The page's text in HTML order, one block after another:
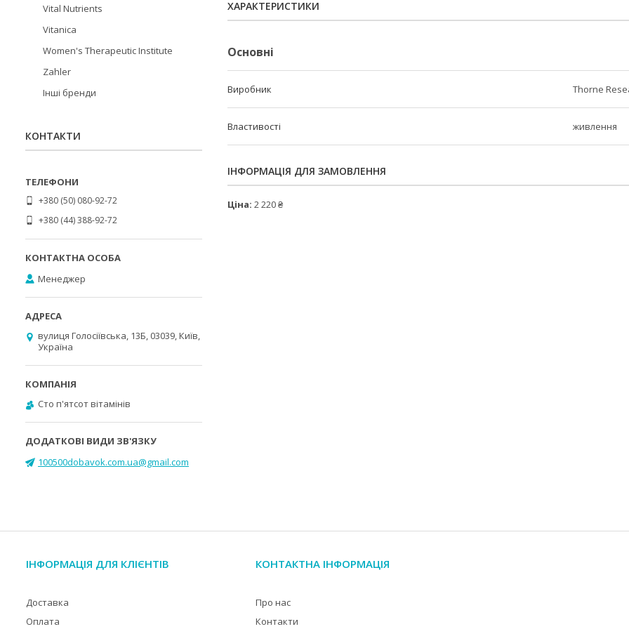
ХАРАКТЕРИСТИКИ
Основні
Виробник Thorne
Властивості живлення
ІНФОРМАЦІЯ ДЛЯ ЗАМОВЛЕННЯ
Ціна: 2 220 ₴
Vital Nutrients
Vitanica
Women's Therapeutic Institute
Zahler
Інші бренди
КОНТАКТИ
+380 (50) 080-92-72
+380 (44) 388-92-72
Менеджер
вулиця Голосіївська, 13Б, 03039, Київ,
Україна
Cто п'ятсот вітамінів
100500dobavok.com.ua@gmail.com
ІНФОРМАЦІЯ ДЛЯ КЛІЄНТІВ
Доставка
Оплата
КОНТАКТНА ІНФОРМАЦІЯ
Про нас
Контакти